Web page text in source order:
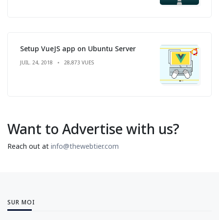
Setup VueJS app on Ubuntu Server
JUIL. 24, 2018 28,873 VUES
Want to Advertise with us?
Reach out at info@thewebtier.com
SUR MOI